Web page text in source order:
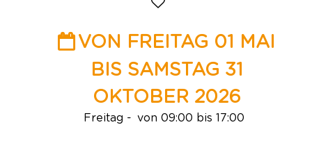
VON FREITAG 01 MAI
BIS SAMSTAG 31
OKTOBER 2026
Freitag von 09:00 bis 17:00